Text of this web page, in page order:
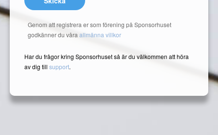
Genom att registrera er som förening på Sponsorhuset
godkänner du våra allmänna villkor
Har du frågor kring Sponsorhuset så är du välkommen att höra
av dig till support.